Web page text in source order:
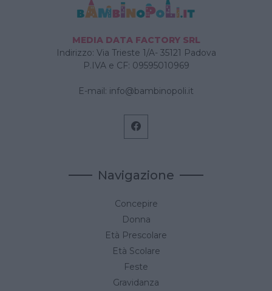
MEDIA DATA FACTORY SRL
Indirizzo: Via Trieste 1/A- 35121 Padova
P.IVA e CF: 09595010969
E-mail: info@bambinopoli.it
Navigazione
Concepire
Donna
Età Prescolare
Età Scolare
Feste
Gravidanza